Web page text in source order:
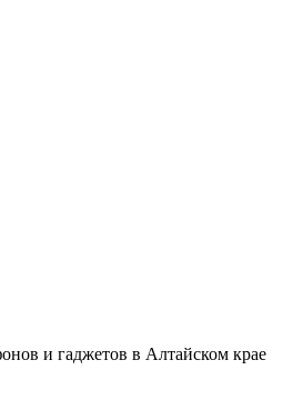
и гаджетов в Алтайском крае